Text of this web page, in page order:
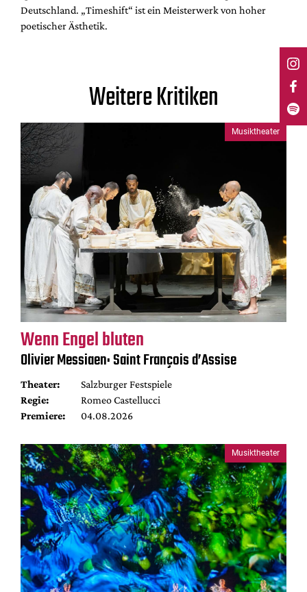
Deutschland. „Timeshift“ ist ein Meisterwerk von hoher
poetischer Ästhetik.
Weitere Kritiken
Musiktheater
Wenn Engel bluten
Olivier Messiaen: Saint François d’Assise
Theater:
Salzburger Festspiele
Regie:
Romeo Castellucci
Premiere:
04.08.2026
Musiktheater